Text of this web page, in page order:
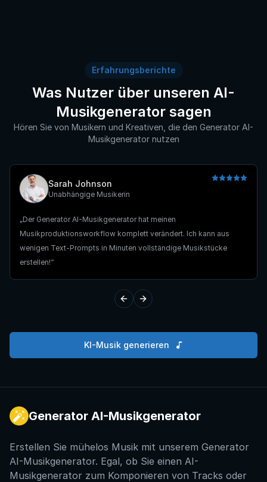
Erfahrungsberichte
Was Nutzer über unseren AI-
Musikgenerator sagen
Hören Sie von Musikern und Kreativen, die den Generator AI-
Musikgenerator nutzen
Sarah Johnson
Unabhängige Musikerin
Der Generator AI-Musikgenerator hat meinen
Musikproduktionsworkflow komplett verändert. Ich kann aus
wenigen Text-Prompts in Minuten vollständige Musikstücke
erstellen!
Previous slide
Next slide
KI-Musik generieren
Generator AI-Musikgenerator
Erstellen Sie mühelos Musik mit unserem Generator
AI-Musikgenerator. Egal, ob Sie einen AI-
Musikgenerator zum Komponieren von Tracks oder